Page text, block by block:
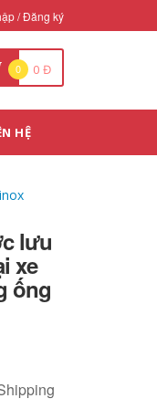
/ Đăng ký
0 0 Đ
HỆ
lưu
xe
ống